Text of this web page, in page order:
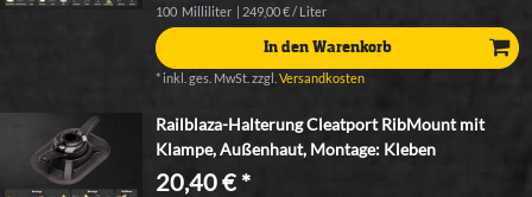
100 Milliliter | 249,00 € / Liter
In den Warenkorb
* inkl. ges. MwSt. zzgl.Versandkosten
Railblaza-Halterung Cleatport RibMount mit
Klampe, Außenhaut, Montage: Kleben
20,40 € *